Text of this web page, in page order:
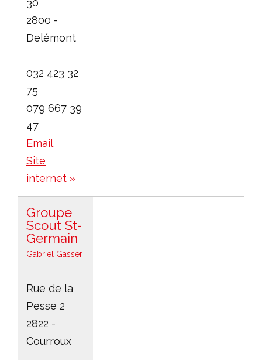
30
2800 -
Delémont
032 423 32
75
079 667 39
47
Email
Site
internet »
Groupe
Scout St-
Germain
Gabriel Gasser
Rue de la
Pesse 2
2822 -
Courroux